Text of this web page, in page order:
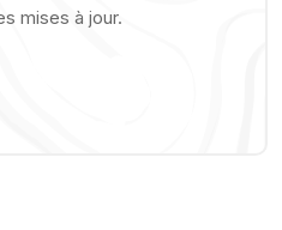
mises à jour.